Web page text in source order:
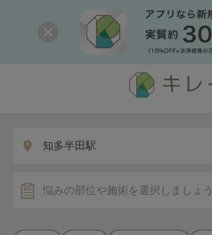
知多半田駅
悩みの部位や施術を選択しましょう